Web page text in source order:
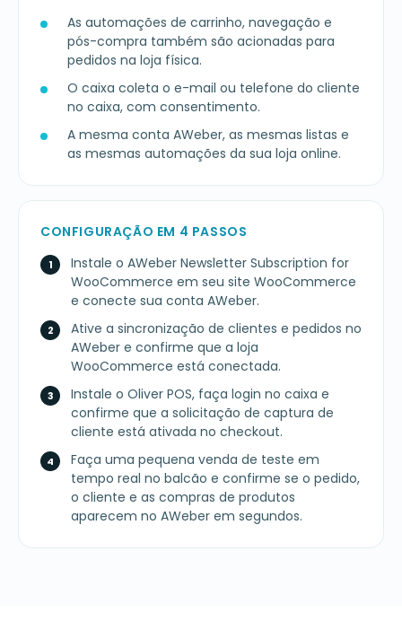
As automações de carrinho, navegação e
pós-compra também são acionadas para
pedidos na loja física.
O caixa coleta o e-mail ou telefone do cliente
no caixa, com consentimento.
A mesma conta AWeber, as mesmas listas e
as mesmas automações da sua loja online.
CONFIGURAÇÃO EM 4 PASSOS
Instale o AWeber Newsletter Subscription for
WooCommerce em seu site WooCommerce
e conecte sua conta AWeber.
Ative a sincronização de clientes e pedidos no
AWeber e confirme que a loja
WooCommerce está conectada.
Instale o Oliver POS, faça login no caixa e
confirme que a solicitação de captura de
cliente está ativada no checkout.
Faça uma pequena venda de teste em
tempo real no balcão e confirme se o pedido,
o cliente e as compras de produtos
aparecem no AWeber em segundos.